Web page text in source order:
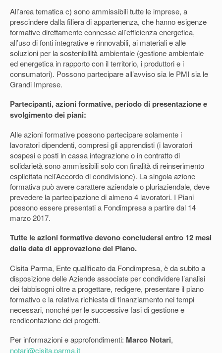
All’area tematica c) sono ammissibili tutte le imprese, a
prescindere dalla filiera di appartenenza, che hanno esigenze
formative direttamente connesse all’efficienza energetica,
all’uso di fonti integrative e rinnovabili, ai materiali e alle
soluzioni per la sostenibilità ambientale (gestione ambientale
ed energetica in rapporto con il territorio, i produttori e i
consumatori). Possono partecipare all’avviso sia le PMI sia le
Grandi Imprese.
Partecipanti, azioni formative, periodo di presentazione e
svolgimento dei piani:
Alle azioni formativepossono partecipare solamente i
lavoratori dipendenti, compresi gli apprendisti (i lavoratori
sospesi e posti in cassa integrazione o in contratto di
solidarietà sono ammissibili solo con finalità di reinserimento
esplicitata nell’Accordo di condivisione). La singola azione
formativa può avere carattere aziendale o pluriaziendale, deve
prevedere la partecipazione dialmeno 4 lavoratori. I Piani
possono esserepresentatia Fondimpresaa partire dal 14
marzo 2017.
Tutte le azioni formative devono concludersi entro 12 mesi
dalla data di approvazione del Piano.
Cisita Parma, Ente qualificato da Fondimpresa, è da subito a
disposizione delle Aziende associate per condividere l’analisi
dei fabbisogni oltre a progettare, redigere, presentare il piano
formativo e la relativa richiesta di finanziamento nei tempi
necessari, nonché per le successive fasi di gestione e
rendicontazione dei progetti.
Per informazioni e approfondimenti: Marco Notari,
notari@cisita.parma.it